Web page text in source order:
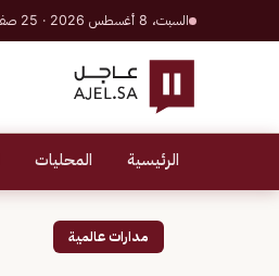
السبت، 8 أغسطس 2026 · 25 صفر 1448 هـ
الرئيسية المحليات
مدارات عالمية